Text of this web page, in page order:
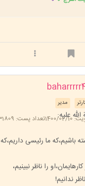
مدیر
02/10 تعداد پست: 31809 علیه:
باشیم،که ما رئیسی
را ناظر نبینیم،
ندانیم!